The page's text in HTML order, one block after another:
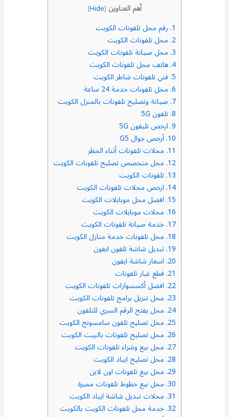
أهم العناوين [
Hide
]
1. رقم محل تلفونات الكويت
2. محل تلفونات الكويت
3. محل صيانة تلفونات الكويت
4. هاتف محل تلفونات الكويت
5. فني تلفونات شاطر الكويت
6. محل تلفونات خدمة 24 ساعة
7. صيانة وتصليح تلفونات بالمنزل الكويت
8. تلفون 5G
9. ارخص تليفون 5G
10. أرخص جوال G5
11. محلات تلفونات أثناء الحظر
12. محل متخصص تصليح تلفونات الكويت
13. تلفونات الكويت
14. ارخص محلات تلفونات الكويت
15. افضل محل موبايلات الكويت
16. محلات موبايلات الكويت
17. خدمة صيانة تلفونات الكويت
18. محل تلفونات خدمة منازل الكويت
19. تبديل شاشة تلفون ايفون
20. اسعار شاشة ايفون
21. قطع غيار تلفونات
22. افضل أكسسوارات تلفونات الكويت
23. محل تنزيل برامج تلفونات الكويت
24. محل يفتح الرقم السري للتلفون
25. محل تصليح تلفون سامسونج الكويت
26. محل تصليح تلفونات بالبيت الكويت
27. محل بيع وشراء تلفونات الكويت
28. محل تصليح ايباد الكويت
29. محل بيع تلفونات اون لاين
30. محل بيع خطوط تلفونات مميزة
31. محلات تبديل شاشة ايباد الكويت
32. خدمة محل تلفونات الكويت بالكويت